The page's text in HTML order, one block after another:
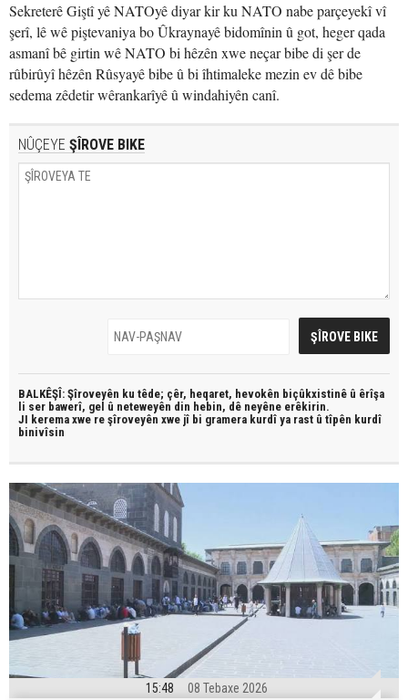
Sekreterê Giştî yê NATOyê diyar kir ku NATO nabe parçeyekî vî
şerî, lê wê piştevaniya bo Ûkraynayê bidomînin û got, heger qada
asmanî bê girtin wê NATO bi hêzên xwe neçar bibe di şer de
rûbirûyî hêzên Rûsyayê bibe û bi îhtimaleke mezin ev dê bibe
sedema zêdetir wêrankarîyê û windahiyên canî.
NÛÇEYE ŞÎROVE BIKE
BALKÊŞÎ: Şîroveyên ku têde; çêr, heqaret, hevokên biçûkxistinê û êrîşa
li ser bawerî, gel û neteweyên din hebin, dê neyêne erêkirin.
JI kerema xwe re şîroveyên xwe jî bi gramera kurdî ya rast û tîpên kurdî
binivîsin
15:48 08 Tebaxe 2026